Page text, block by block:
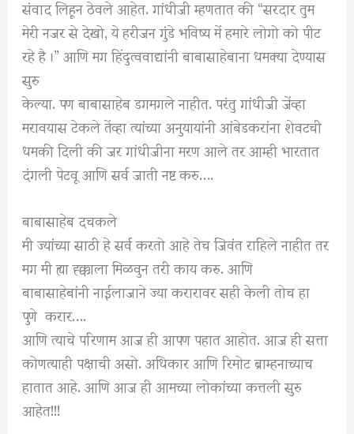
मेरी नजर से देखो, ये हरीजन गुंडे भविष्य में हमारे लोगो को पीट
रहे है ।” आणि मग हिंदुत्ववाद्यांनी बाबासाहेबाना धमक्या देण्यास
सुरु
केल्या. पण बाबासाहेब डगमगले नाहीत. परंतु गांधीजी जेंव्हा
मरावयास टेकले तेंव्हा त्यांच्या अनुयायांनी आंबेडकरांना शेवटची
धमकी दिली की जर गांधीजीना मरण आले तर आम्ही भारतात
दंगली पेटवू आणि सर्व जाती नष्ट करु….
बाबासाहेब दचकले
मी ज्यांच्या साठी हे सर्व करतो आहे तेच जिवंत राहिले नाहीत तर
मग मी ह्या ह्क्काला मिळवुन तरी काय करु. आणि
बाबासाहेबांनी नाईलाजाने ज्या करारावर सही केली तोच हा
पुणे करार….
आणि त्याचे परिणाम आज ही आपण पहात आहोत. आज ही सत्ता
कोणत्याही पक्षाची असो. अधिकार आणि रिमोट ब्राम्हनाच्याच
हातात आहे. आणि आज ही आमच्या लोकांच्या कत्तली सुरु
आहेत!!!